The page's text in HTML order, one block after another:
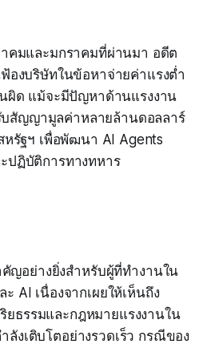
คมและมกราคมที่ผ่านมา อดีต
องบริษัทในข้อหาจ่ายค่าแรงต่ำ
ผิด แม้จะมีปัญหาด้านแรงงาน
บสัญญามูลค่าหลายล้านดอลลาร์
หรัฐฯ เพื่อพัฒนา AI Agents
ปฏิบัติการทางทหาร
ญอย่างยิ่งสำหรับผู้ที่ทำงานใน
ะ AI เนื่องจากเผยให้เห็นถึง
ธรรมและกฎหมายแรงงานใน
ลังเติบโตอย่างรวดเร็ว กรณีของ